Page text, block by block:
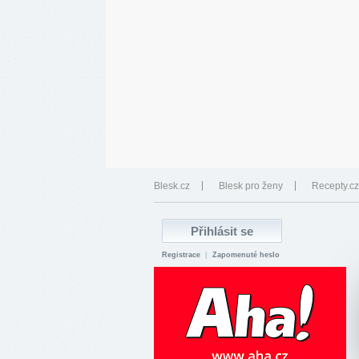
Blesk.cz Blesk pro ženy Recepty.cz
Registrace Zapomenuté heslo